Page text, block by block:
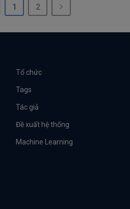
1 2
Tổ chức
Tags
Tác giả
Đề xuất hệ thống
Machine Learning